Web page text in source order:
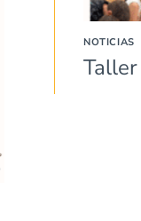
NOTICIAS